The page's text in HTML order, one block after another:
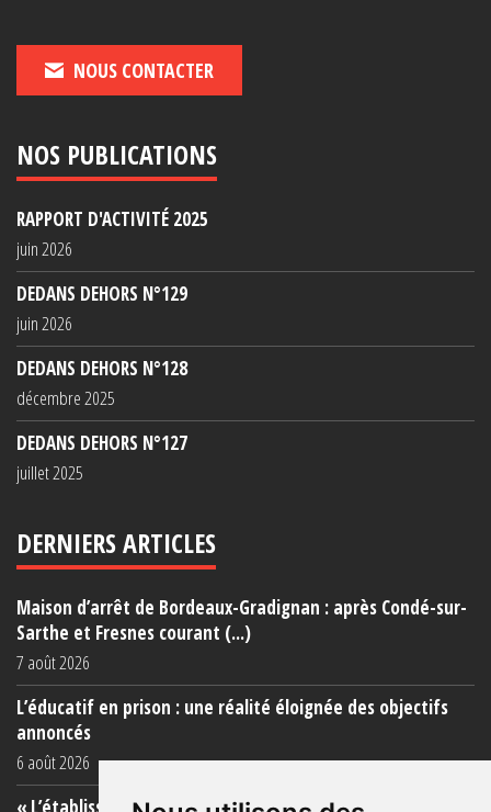
NOUS CONTACTER
NOS PUBLICATIONS
RAPPORT D'ACTIVITÉ 2025
juin 2026
DEDANS DEHORS N°129
juin 2026
DEDANS DEHORS N°128
décembre 2025
DEDANS DEHORS N°127
juillet 2025
DERNIERS ARTICLES
Maison d’arrêt de Bordeaux-Gradignan : après Condé-sur-
Sarthe et Fresnes courant (...)
7 août 2026
L’éducatif en prison : une réalité éloignée des objectifs
annoncés
6 août 2026